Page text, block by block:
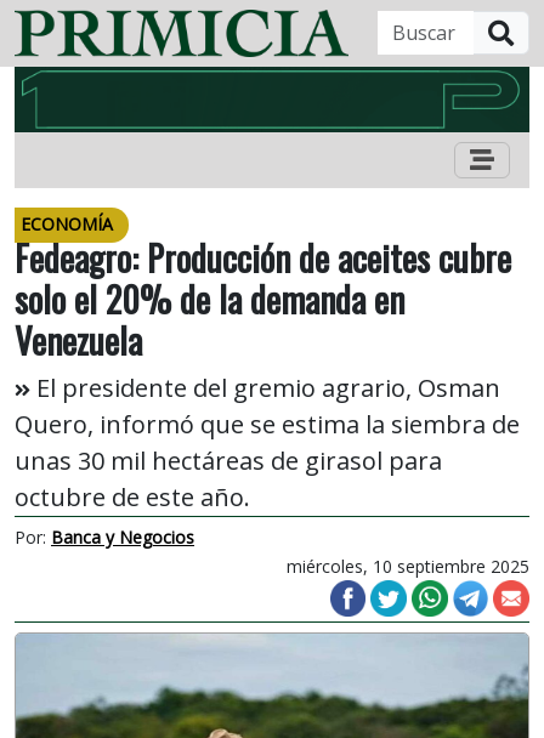
ECONOMÍA
Fedeagro: Producción de aceites cubre
solo el 20% de la demanda en
Venezuela
El presidente del gremio agrario, Osman
Quero, informó que se estima la siembra de
unas 30 mil hectáreas de girasol para
octubre de este año.
Por: Banca y Negocios
miércoles, 10 septiembre 2025